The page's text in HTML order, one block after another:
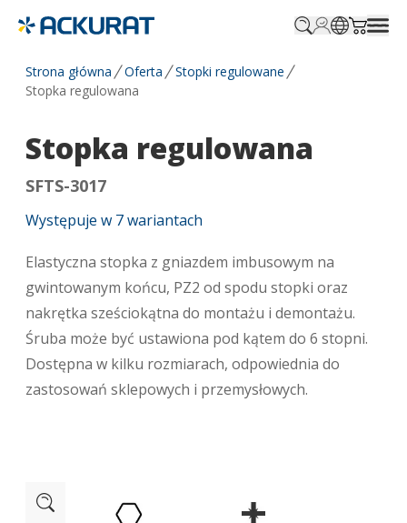
Strona główna Oferta
Stopki regulowane
Stopka regulowana
Stopka regulowana
SFTS-3017
Występuje w 7wariantach
Elastyczna stopka z gniazdem imbusowym na
gwintowanym końcu, PZ2 od spodu stopki oraz
nakrętka sześciokątna do montażu i demontażu.
Śruba może być ustawiona pod kątem do 6 stopni.
Dostępna w kilku rozmiarach, odpowiednia do
zastosowań sklepowych i przemysłowych.